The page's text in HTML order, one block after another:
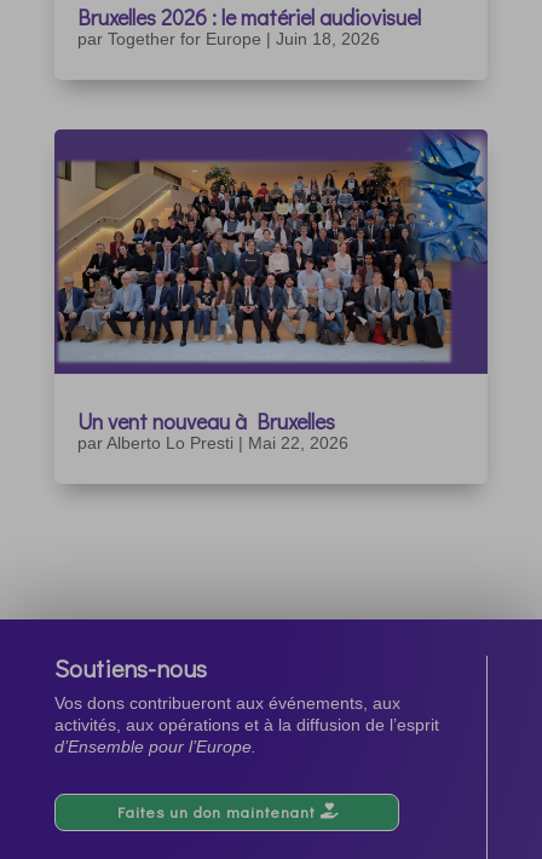
Bruxelles 2026 : le matériel audiovisuel
par Together for Europe | Juin 18, 2026
Un vent nouveau à Bruxelles
parAlberto Lo Presti | Mai 22, 2026
Soutiens-nous
Vos dons contribueront aux événements, aux
activités, aux opérations et à la diffusion de l’esprit
d’Ensemble pour l’Europe.
Faites un don maintenant